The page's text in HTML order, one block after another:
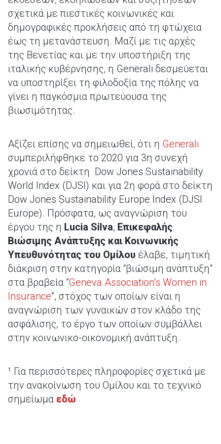
σχετικά με πιεστικές κοινωνικές και
δημογραφικές προκλήσεις από τη φτώχεια
έως τη μετανάστευση. Μαζί με τις αρχές
της Βενετίας και με την υποστήριξη της
ιταλικής κυβέρνησης, η Generali δεσμεύεται
να υποστηρίξει τη φιλοδοξία της πόλης να
γίνει η παγκόσμια πρωτεύουσα της
βιωσιμότητας.
Αξίζει επίσης να σημειωθεί, ότι η Generali
συμπεριλήφθηκε το 2020 για 3η συνεχή
χρονιά στο δείκτη Dow Jones Sustainability
World Index (DJSI) και για 2η φορά στο δείκτη
Dow Jones Sustainability Europe Index (DJSI
Europe). Πρόσφατα, ως αναγνώριση του
έργου της η Lucia Silva, Επικεφαλής
Βιώσιμης Ανάπτυξης και Κοινωνικής
Υπευθυνότητας του Ομίλου έλαβε, τιμητική
διάκριση στην κατηγορία “βιώσιμη ανάπτυξη”
στα βραβεία “Geneva Association’s Women in
Insurance”, στόχος των οποίων είναι η
αναγνώριση των γυναικών στον κλάδο της
ασφάλισης, το έργο των οποίων συμβάλλει
στην κοινωνικο-οικονομική ανάπτυξη.
¹ Για περισσότερες πληροφορίες σχετικά με
την ανακοίνωση του Ομίλου και το τεχνικό
σημείωμα εδώ